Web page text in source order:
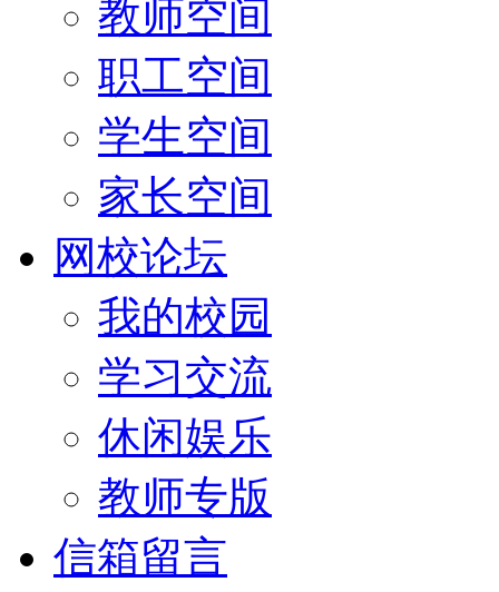
教师空间
职工空间
学生空间
家长空间
网校论坛
我的校园
学习交流
休闲娱乐
教师专版
信箱留言